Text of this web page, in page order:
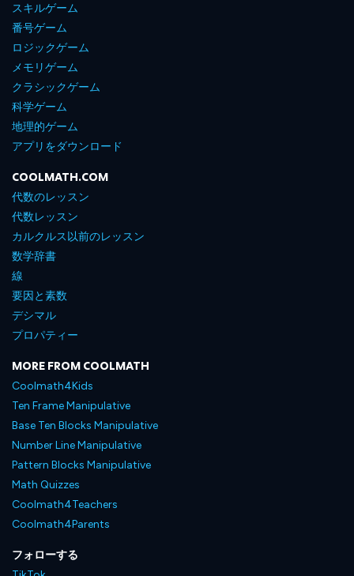
スキルゲーム
番号ゲーム
ロジックゲーム
メモリゲーム
クラシックゲーム
科学ゲーム
地理的ゲーム
アプリをダウンロード
COOLMATH.COM
代数のレッスン
代数レッスン
カルクルス以前のレッスン
数学辞書
線
要因と素数
デシマル
プロパティー
MORE FROM COOLMATH
Coolmath4Kids
Ten Frame Manipulative
Base Ten Blocks Manipulative
Number Line Manipulative
Pattern Blocks Manipulative
Math Quizzes
Coolmath4Teachers
Coolmath4Parents
フォローする